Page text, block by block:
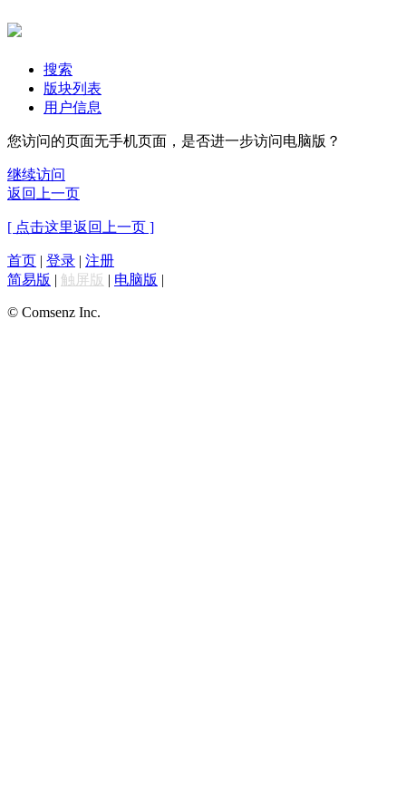
搜索
版块列表
用户信息
您访问的页面无手机页面，是否进一步访问电脑版？
继续访问
返回上一页
[ 点击这里返回上一页 ]
首页 | 登录 | 注册
简易版 | 触屏版 | 电脑版 |
© Comsenz Inc.